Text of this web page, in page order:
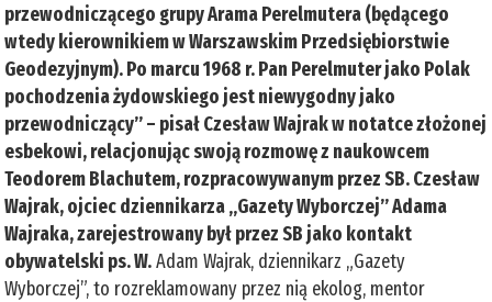
przewodniczącego grupy Arama Perelmutera (będącego
wtedy kierownikiem w Warszawskim Przedsiębiorstwie
Geodezyjnym). Po marcu 1968 r. Pan Perelmuter jako Polak
pochodzenia żydowskiego jest niewygodny jako
przewodniczący” – pisał Czesław Wajrak w notatce złożonej
esbekowi, relacjonując swoją rozmowę z naukowcem
Teodorem Blachutem, rozpracowywanym przez SB. Czesław
Wajrak, ojciec dziennikarza „Gazety Wyborczej” Adama
Wajraka, zarejestrowany był przez SB jako kontakt
obywatelski ps. W.Adam Wajrak, dziennikarz „Gazety
Wyborczej”, to rozreklamowany przez nią ekolog, mentor